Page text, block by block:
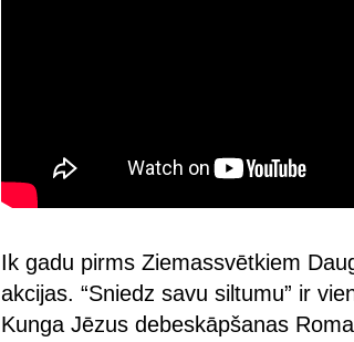
Ik gadu pirms Ziemassvētkiem
akcijas. “Sniedz savu siltumu” ir
Kunga Jēzus debeskāpšanas